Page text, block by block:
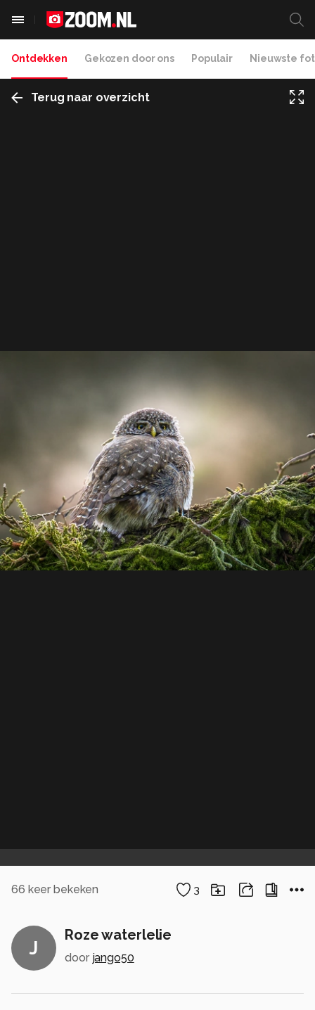
Ontdekken Gekozen door ons Populair Nieuwste
Terug naar overzicht
66 keer bekeken 3
J
Roze waterlelie
door jango50